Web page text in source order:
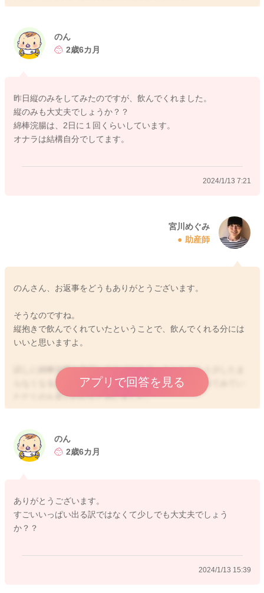
うんちが溜まっていることで、お腹にガスが発生をするように
お腹にガスとうんちが溜まってしまうようになると、どうして
も苦しさもあり、飲みが悪くなったりすることがあります。
もしれません。
いかがでしょうか？
よかったら参考になさってみてください。
のん
2歳6カ月
昨日縦のみをしてみたのですが、飲んでくれました。
縦のみも大丈夫でしょうか？？
綿棒浣腸は、2日に１回くらいしています。
オナラは結構自分でしてます。
2024/1/13 7:21
宮川めぐみ
助産師
のんさん、お返事をどうもありがとうございます。
そうなのですね。
縦抱きで飲んでくれていたということで、飲んでくれる分には
いいと思いますよ。
試しに綿棒浣腸を毎日してあげてみて、うんちがもう少したま
らなくなるようにされてみるとどう変化するのか、みてみてい
ただくのも良いのかなと思いました。
どうぞよろしくお願いします。
アプリで回答を見る
のん
2歳6カ月
ありがとうございます。
すごいいっぱい出る訳ではなくて少しでも大丈夫でしょう
か？？
2024/1/13 15:39